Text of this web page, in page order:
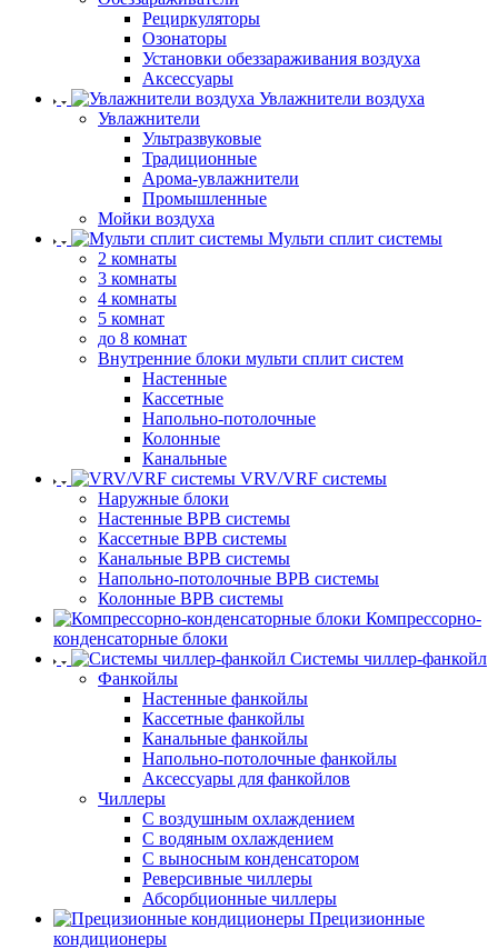
Рециркуляторы
Озонаторы
Установки обеззараживания воздуха
Аксессуары
Увлажнители воздуха
Увлажнители
Ультразвуковые
Традиционные
Арома-увлажнители
Промышленные
Мойки воздуха
Мульти сплит системы
2 комнаты
3 комнаты
4 комнаты
5 комнат
до 8 комнат
Внутренние блоки мульти сплит систем
Настенные
Кассетные
Напольно-потолочные
Колонные
Канальные
VRV/VRF системы
Наружные блоки
Настенные ВРВ системы
Кассетные ВРВ системы
Канальные ВРВ системы
Напольно-потолочные ВРВ системы
Колонные ВРВ системы
Компрессорно-
конденсаторные блоки
Системы чиллер-фанкойл
Фанкойлы
Настенные фанкойлы
Кассетные фанкойлы
Канальные фанкойлы
Напольно-потолочные фанкойлы
Аксессуары для фанкойлов
Чиллеры
С воздушным охлаждением
С водяным охлаждением
С выносным конденсатором
Реверсивные чиллеры
Абсорбционные чиллеры
Прецизионные
кондиционеры